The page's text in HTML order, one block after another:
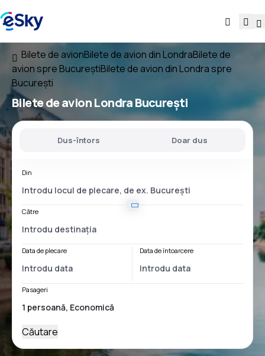
Bilete de avionBilete de avion din LondraBilete de
avion spre BucureștiBilete de avion din Londra spre
București
Bilete de avionLondra București
Dus-întors Doar dus
Din
Către
Data de plecare Data de întoarcere
Pasageri
Căutare